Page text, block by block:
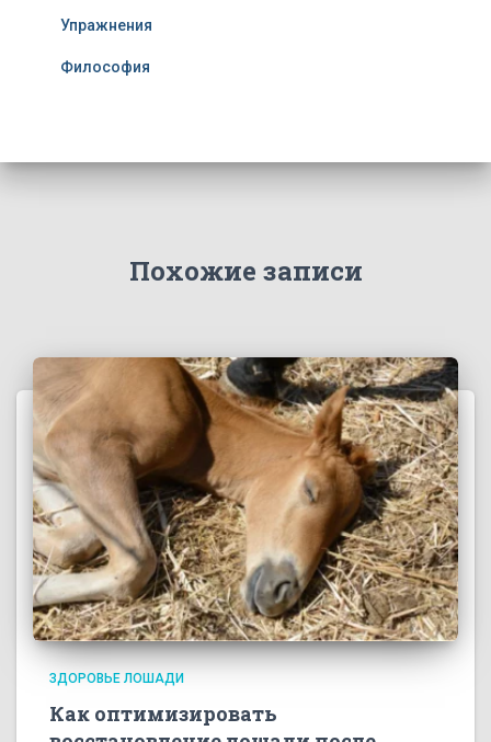
Упражнения
Философия
Похожие записи
ЗДОРОВЬЕ ЛОШАДИ
Как оптимизировать